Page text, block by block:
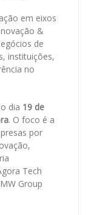
em eixos
&
de
instituições,
no
dia 19 de
. O foco é a
por
Tech
Group